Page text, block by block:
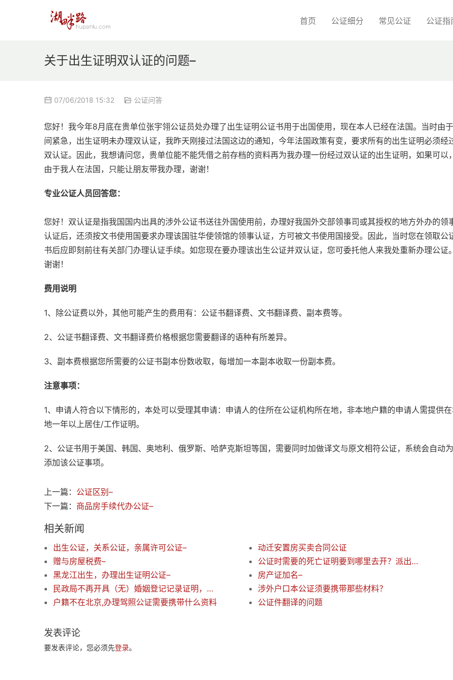
首页 公证细分 常见公证 公证指
关于出生证明双认证的问题–
07/06/2018 15:32 公证问答
您好！我今年8月底在贵单位张宇翎公证员处办理了出生证明公证书用于出国使用，现在本人已经在法国。当时由
间紧急，出生证明未办理双认证，我昨天刚接过法国这边的通知，今年法国政策有变，要求所有的出生证明必须经
双认证。因此，我想请问您，贵单位能不能凭借之前存档的资料再为我办理一份经过双认证的出生证明，如果可以，
由于我人在法国，只能让朋友带我办理，谢谢！
专业公证人员回答您：
您好！双认证是指我国国内出具的涉外公证书送往外国使用前，办理好我国外交部领事司或其授权的地方外办的领
认证后，还须按文书使用国要求办理该国驻华使领馆的领事认证，方可被文书使用国接受。因此，当时您在领取公
书后应即刻前往有关部门办理认证手续。如您现在要办理该出生公证并双认证，您可委托他人来我处重新办理公证。
谢谢！
费用说明
1、除公证费以外，其他可能产生的费用有：公证书翻译费、文书翻译费、副本费等。
2、公证书翻译费、文书翻译费价格根据您需要翻译的语种有所差异。
3、副本费根据您所需要的公证书副本份数收取，每增加一本副本收取一份副本费。
注意事项：
1、申请人符合以下情形的，本处可以受理其申请：申请人的住所在公证机构所在地，非本地户籍的申请人需提供
地一年以上居住/工作证明。
2、公证书用于美国、韩国、奥地利、俄罗斯、哈萨克斯坦等国，需要同时加做译文与原文相符公证，系统会自动
添加该公证事项。
上一篇： 公证区别–
下一篇： 商品房手续代办公证–
相关新闻
出生公证，关系公证，亲属许可公证–
动迁安置房买卖合同公证
赠与房屋税费–
公证时需要的死亡证明要到哪里去开？派出所开的死亡证明可以吗？
黑龙江出生，办理出生证明公证–
房产证加名–
民政局不再开具（无）婚姻登记记录证明，公证处该如何判断当事人的婚姻状况？
涉外户口本公证须要携带那些材料？
户籍不在北京,办理驾照公证需要携带什么资料
公证件翻译的问题
发表评论
要发表评论，您必须先登录。